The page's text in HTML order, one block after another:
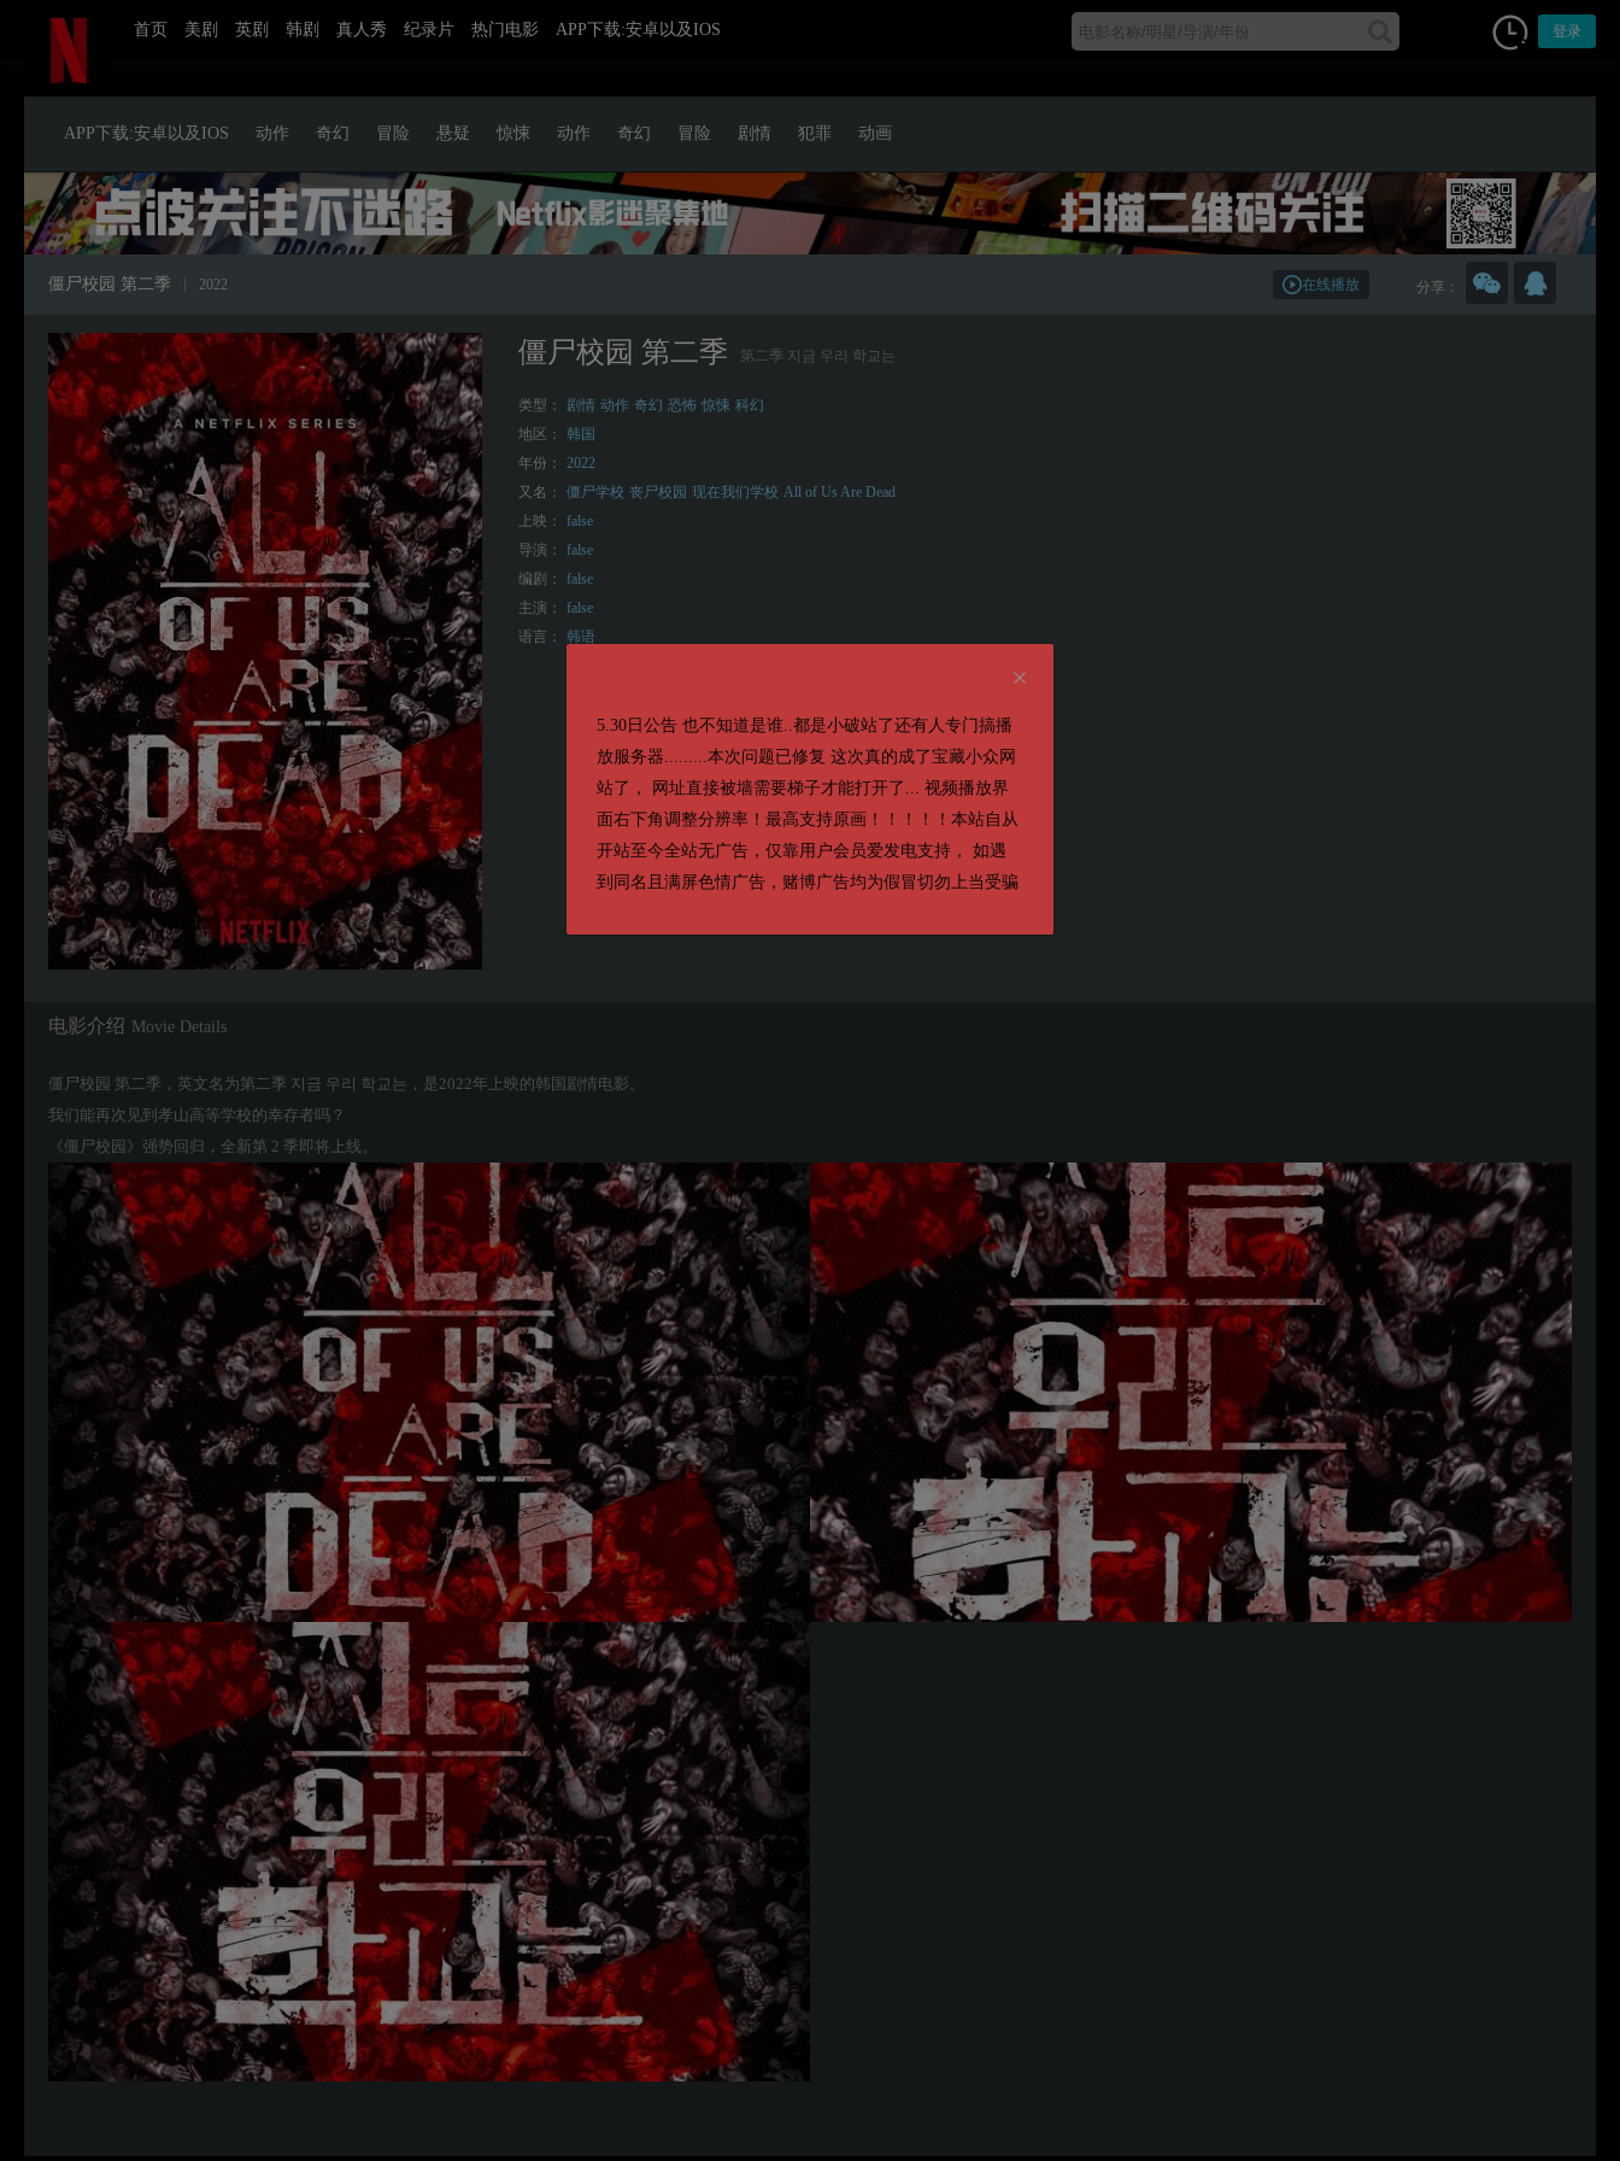
首页 美剧 英剧 韩剧 真人秀 纪录片 热门电影 APP下载:安卓以及IOS 登录
5.30日公告 也不知道是谁..都是小破站了还有人专门搞播
放服务器.........本次问题已修复 这次真的成了宝藏小众网
站了， 网址直接被墙需要梯子才能打开了... 视频播放界
面右下角调整分辨率！最高支持原画！！！！！本站自从
开站至今全站无广告，仅靠用户会员爱发电支持， 如遇
到同名且满屏色情广告，赌博广告均为假冒切勿上当受骗
APP下载:安卓以及IOS 动作 奇幻 冒险 悬疑 惊悚 动作 奇幻 冒险 剧情 犯罪 动画
僵尸校园 第二季 2022 分享：
在线播放
僵尸校园 第二季 第二季 지금 우리 학교는
类型： 剧情 动作 奇幻 恐怖 惊悚 科幻
地区：
韩国
年份：
2022
又名：
僵尸学校 丧尸校园 现在我们学校 All of Us Are Dead
上映：
false
导演：
false
编剧：
false
主演：
false
语言：
韩语
电影介绍 Movie Details
僵尸校园 第二季，英文名为第二季 지금 우리 학교는，是2022年上映的韩国剧情电影。
我们能再次见到孝山高等学校的幸存者吗？
《僵尸校园》强势回归，全新第 2 季即将上线。